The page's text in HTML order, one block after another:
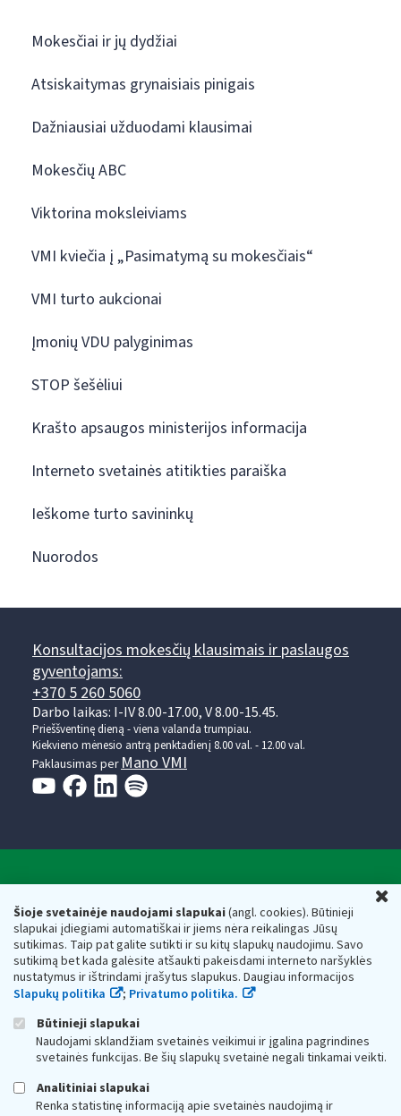
Šioje svetainėje naudojami slapukai(angl. cookies). Būtinieji
slapukai įdiegiami automatiškai ir jiems nėra reikalingas Jūsų
sutikimas. Taip pat galite sutikti ir su kitų slapukų naudojimu. Savo
sutikimą bet kada galėsite atšaukti pakeisdami interneto naršyklės
nustatymus ir ištrindami įrašytus slapukus. Daugiau informacijos
Slapukų politika
; Privatumo politika.
Būtinieji slapukai
Naudojami sklandžiam svetainės veikimui ir įgalina pagrindines
svetainės funkcijas. Be šių slapukų svetainė negali tinkamai veikti.
Analitiniai slapukai
Renka statistinę informaciją apie svetainės naudojimą ir
Mokesčiai ir jų dydžiai
Atsiskaitymas grynaisiais pinigais
Dažniausiai užduodami klausimai
Mokesčių ABC
Viktorina moksleiviams
VMI kviečia į „Pasimatymą su mokesčiais“
VMI turto aukcionai
Įmonių VDU palyginimas
STOP šešėliui
Krašto apsaugos ministerijos informacija
Interneto svetainės atitikties paraiška
Ieškome turto savininkų
Nuorodos
Konsultacijos mokesčių klausimais ir paslaugos
gyventojams:
+370 5 260 5060
Darbo laikas: I-IV 8.00-17.00, V 8.00-15.45.
Prieššventinę dieną - viena valanda trumpiau.
Kiekvieno mėnesio antrą penktadienį 8.00 val. - 12.00 val.
Paklausimas perMano VMI
Valstybinė mokesčių inspekcija prie Lietuvos
Respublikos finansų ministerijos
Biudžetinė įstaiga. Juridinio asmens kodas — 188659752,
adresas: Vasario 16-osios g. 14, 01107 Vilnius, Lietuva, el.paštas:
vmi@vmi.lt , E. pristatymo dėžutės adresas 188659752
Duomenys apie Valstybinę mokesčių inspekciją prie Lietuvos
Respublikos finansų ministerijos kaupiami ir saugomi Juridinių